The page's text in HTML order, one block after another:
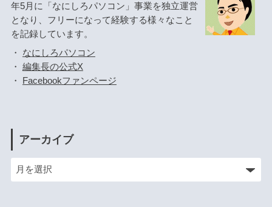
年5月に「なにしろパソコン」事業を独立運営
となり、フリーになって経験する様々なこと
を記録しています。
・ なにしろパソコン
・ 編集長の公式X
・
Facebookファンページ
アーカイブ